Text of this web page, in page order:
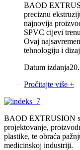
BAOD
preciznu
najnovija
SPVC cijevi
Ovaj
tehnologiju i
Datum izdanja
Pročitajte više +
BAOD EXTRUSION
projektovanje,
plastike, te obraća
medicinskoj industriji.